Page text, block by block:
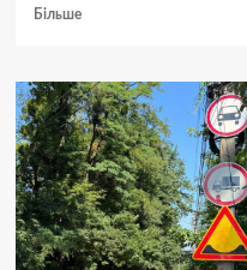
БільшеДокладніше
Судний
день”:
Роберт
Дауні-
молодший
–
новий
Доктор
Дум.